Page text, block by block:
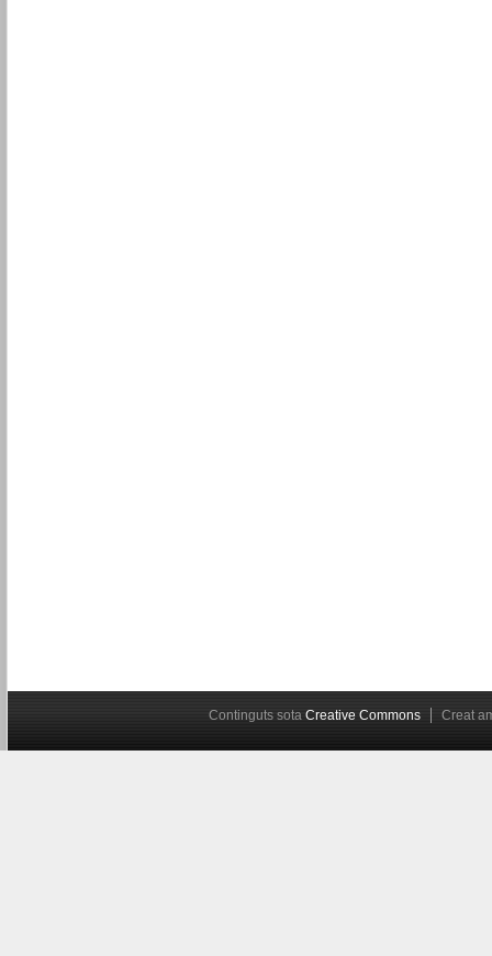
Continguts sota Creative Commons Creat